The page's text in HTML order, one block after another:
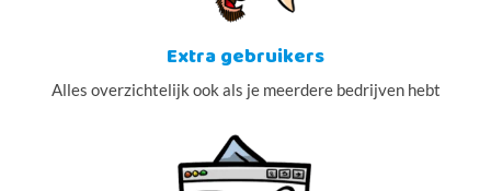
Extra gebruikers
Alles overzichtelijk ook als je meerdere bedrijven hebt